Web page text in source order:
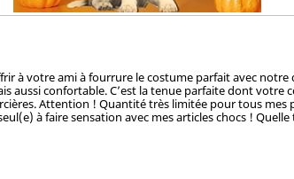
à votre ami à fourrure le costume parfait avec
aussi confortable. C’est la tenue parfaite dont votre
Attention ! Quantité très limitée pour tous
à faire sensation avec mes articles chocs !